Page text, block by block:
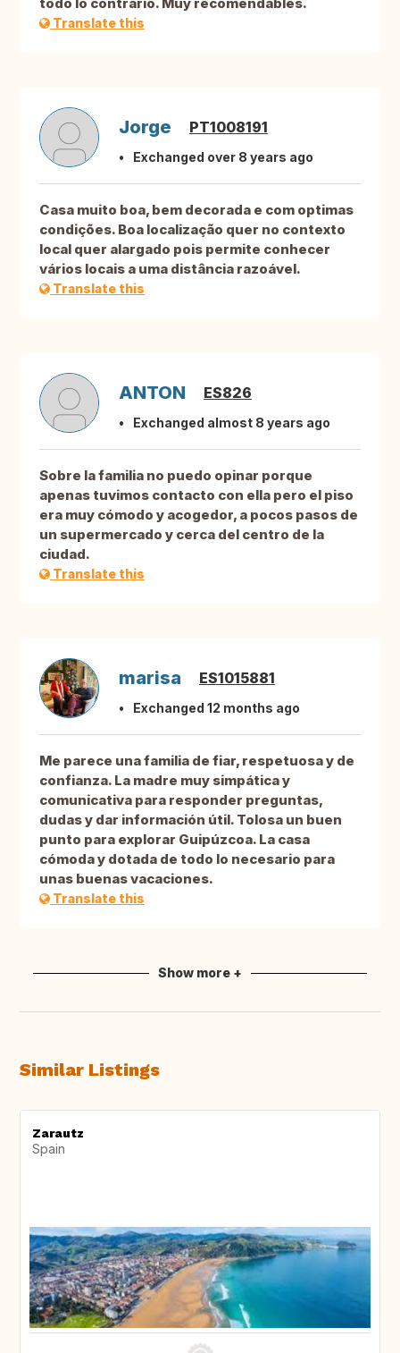
todo lo contrario. Muy recomendables.
Translate this
Jorge PT1008191
Exchanged over 8 years ago
Casa muito boa, bem decorada e com optimas
condições. Boa localização quer no contexto
local quer alargado pois permite conhecer
vários locais a uma distância razoável.
Translate this
ANTON ES826
Exchanged almost 8 years ago
Sobre la familia no puedo opinar porque
apenas tuvimos contacto con ella pero el piso
era muy cómodo y acogedor, a pocos pasos de
un supermercado y cerca del centro de la
ciudad.
Translate this
marisa ES1015881
Exchanged 12 months ago
Me parece una familia de fiar, respetuosa y de
confianza. La madre muy simpática y
comunicativa para responder preguntas,
dudas y dar información útil. Tolosa un buen
punto para explorar Guipúzcoa. La casa
cómoda y dotada de todo lo necesario para
unas buenas vacaciones.
Translate this
Show more +
Similar Listings
Zarautz
Spain